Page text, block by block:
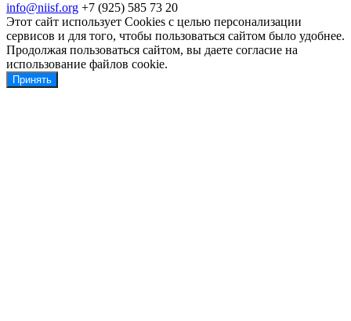
info@niisf.org +7 (925) 585 73 20
Этот сайт использует Cookies с целью персонализации
сервисов и для того, чтобы пользоваться сайтом было удобнее.
Продолжая пользоваться сайтом, вы даете согласие на
использование файлов cookie.
Принять